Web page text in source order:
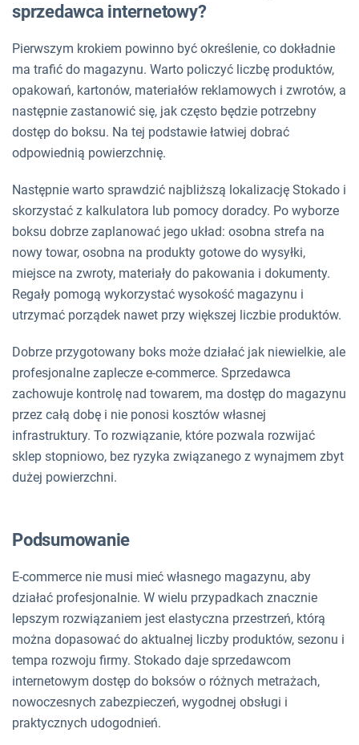
sprzedawca internetowy?
Pierwszym krokiem powinno być określenie, co dokładnie
ma trafić do magazynu. Warto policzyć liczbę produktów,
opakowań, kartonów, materiałów reklamowych i zwrotów, a
następnie zastanowić się, jak często będzie potrzebny
dostęp do boksu. Na tej podstawie łatwiej dobrać
odpowiednią powierzchnię.
Następnie warto sprawdzić najbliższą lokalizację Stokado i
skorzystać z kalkulatora lub pomocy doradcy. Po wyborze
boksu dobrze zaplanować jego układ: osobna strefa na
nowy towar, osobna na produkty gotowe do wysyłki,
miejsce na zwroty, materiały do pakowania i dokumenty.
Regały pomogą wykorzystać wysokość magazynu i
utrzymać porządek nawet przy większej liczbie produktów.
Dobrze przygotowany boks może działać jak niewielkie, ale
profesjonalne zaplecze e-commerce. Sprzedawca
zachowuje kontrolę nad towarem, ma dostęp do magazynu
przez całą dobę i nie ponosi kosztów własnej
infrastruktury. To rozwiązanie, które pozwala rozwijać
sklep stopniowo, bez ryzyka związanego z wynajmem zbyt
dużej powierzchni.
Podsumowanie
E-commerce nie musi mieć własnego magazynu, aby
działać profesjonalnie. W wielu przypadkach znacznie
lepszym rozwiązaniem jest elastyczna przestrzeń, którą
można dopasować do aktualnej liczby produktów, sezonu i
tempa rozwoju firmy. Stokado daje sprzedawcom
internetowym dostęp do boksów o różnych metrażach,
nowoczesnych zabezpieczeń, wygodnej obsługi i
praktycznych udogodnień.